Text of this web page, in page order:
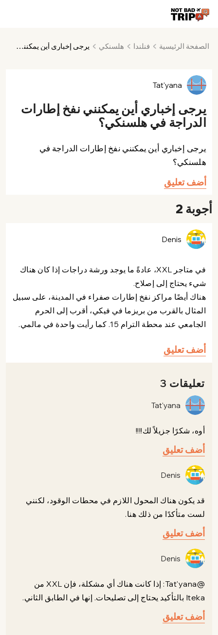
الصفحة الرئيسية فنلندا هلسنكي يرجى إخباري أين يمكنني نفخ إطارات الدراجة في هلسنكي؟
Tat'yana
يرجى إخباري أين يمكنني نفخ إطارات
الدراجة في هلسنكي؟
يرجى إخباري أين يمكنني نفخ إطارات الدراجة في
هلسنكي؟
أضف تعليق
أجوبة 2
Denis
في متاجر XXL، عادةً ما يوجد ورشة دراجات إذا كان هناك
شيء يحتاج إلى إصلاح.
هناك أيضًا مراكز نفخ إطارات صفراء في المدينة، على سبيل
المثال بالقرب من بريزما في فيكي، أقرب إلى الحرم
الجامعي عند محطة الترام 15. كما رأيت واحدة في مالمي.
أضف تعليق
تعليقات 3
Tat'yana
أوه، شكرًا جزيلاً لك!!!!
أضف تعليق
Denis
قد يكون هناك المحول اللازم في محطات الوقود، لكنني
لست متأكدًا من ذلك هنا.
أضف تعليق
Denis
@Tat'yana: إذا كانت هناك أي مشكلة، فإن XXL من
Iteka بالتأكيد يحتاج إلى تصليحات. إنها في الطابق الثاني.
أضف تعليق